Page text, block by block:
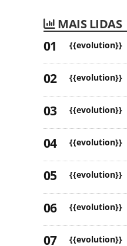
MAIS LIDAS
{{evolution}}
{{evolution}}
{{evolution}}
{{evolution}}
{{evolution}}
{{evolution}}
{{evolution}}